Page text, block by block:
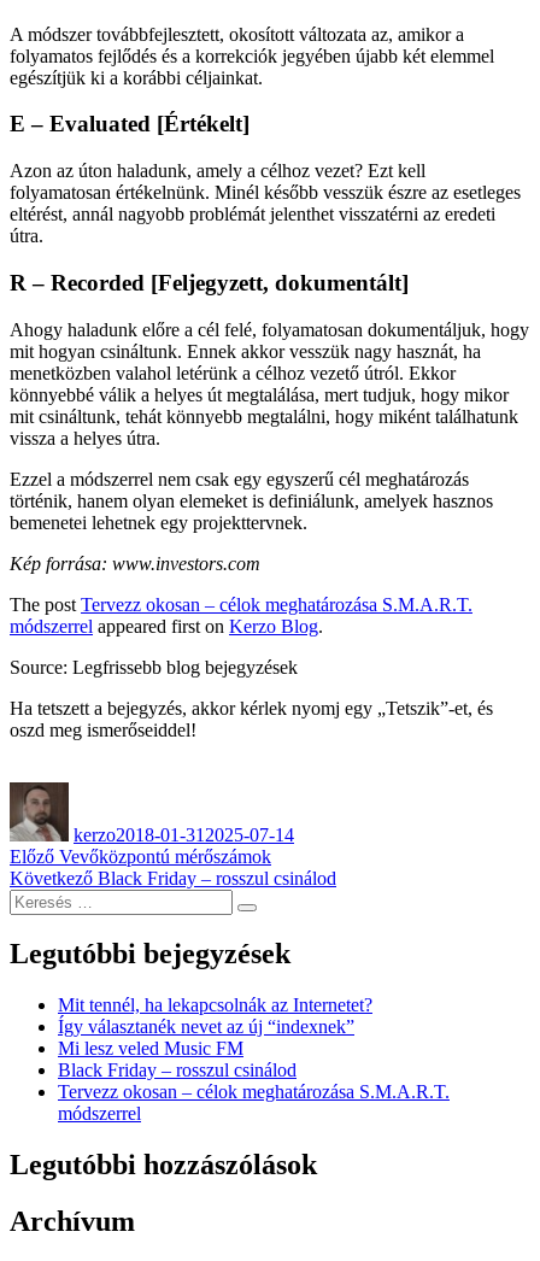
A módszer továbbfejlesztett, okosított változata az, amikor a
folyamatos fejlődés és a korrekciók jegyében újabb két elemmel
egészítjük ki a korábbi céljainkat.
E – Evaluated [Értékelt]
Azon az úton haladunk, amely a célhoz vezet? Ezt kell
folyamatosan értékelnünk. Minél később vesszük észre az esetleges
eltérést, annál nagyobb problémát jelenthet visszatérni az eredeti
útra.
R – Recorded [Feljegyzett, dokumentált]
Ahogy haladunk előre a cél felé, folyamatosan dokumentáljuk, hogy
mit hogyan csináltunk. Ennek akkor vesszük nagy hasznát, ha
menetközben valahol letérünk a célhoz vezető útról. Ekkor
könnyebbé válik a helyes út megtalálása, mert tudjuk, hogy mikor
mit csináltunk, tehát könnyebb megtalálni, hogy miként találhatunk
vissza a helyes útra.
Ezzel a módszerrel nem csak egy egyszerű cél meghatározás
történik, hanem olyan elemeket is definiálunk, amelyek hasznos
bemenetei lehetnek egy projekttervnek.
Kép forrása: www.investors.com
The post Tervezz okosan – célok meghatározása S.M.A.R.T.
módszerrel appeared first on Kerzo Blog.
Source: Legfrissebb blog bejegyzések
Ha tetszett a bejegyzés, akkor kérlek nyomj egy „Tetszik”-et, és
oszd meg ismerőseiddel!
kerzo2018-01-31 2025-07-14
Bejegyzés
navigáció
Előző Korábbi
bejegyzés:
Vevőközpontú mérőszámok
Következő Következő
Black Friday – rosszul csinálod
Keresés
a
következő
kifejezésre:
Keresés
Legutóbbi bejegyzések
Mit tennél, ha lekapcsolnák az Internetet?
Így választanék nevet az új “indexnek”
Mi lesz veled Music FM
Black Friday – rosszul csinálod
Tervezz okosan – célok meghatározása S.M.A.R.T.
módszerrel
Legutóbbi hozzászólások
Archívum